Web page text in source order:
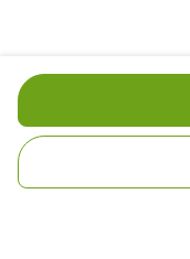
Ingrediënten